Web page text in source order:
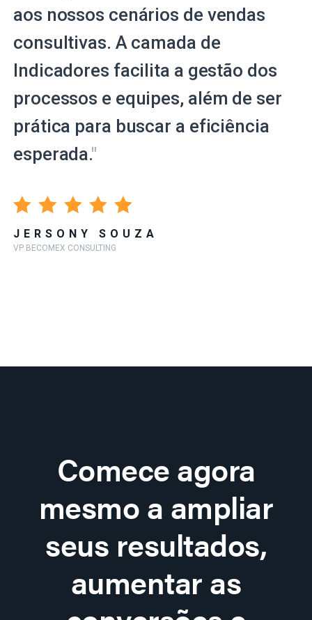
aos nossos cenários de vendas
consultivas. A camada de
Indicadores facilita a gestão dos
processos e equipes, além de ser
prática para buscar a eficiência
esperada."
JERSONY SOUZA
VP BECOMEX CONSULTING
Comece agora
mesmo a ampliar
seus resultados,
aumentar as